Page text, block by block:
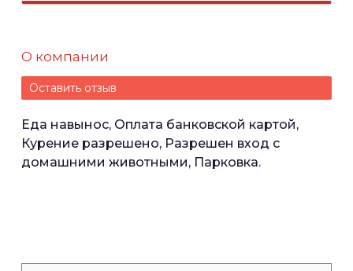
О компании
Оставить отзыв
Еда навынос, Оплата банковской картой,
Курение разрешено, Разрешен вход с
домашними животными, Парковка.